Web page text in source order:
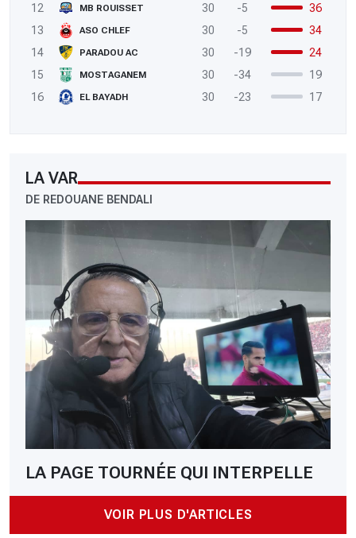
12
MB ROUISSET 30 -5
36
13
ASO CHLEF 30 -5
34
14
PARADOU AC 30 -19
24
15
MOSTAGANEM 30 -34
19
16
EL BAYADH 30 -23 17
LA VAR
DE REDOUANE BENDALI
LA PAGE TOURNÉE QUI INTERPELLE
VOIR PLUS D'ARTICLES